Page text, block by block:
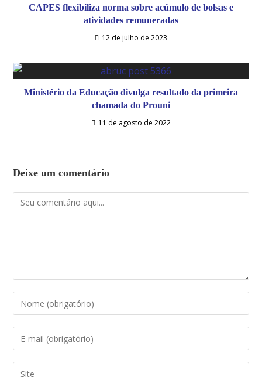
CAPES flexibiliza norma sobre acúmulo de bolsas e
atividades remuneradas
12 de julho de 2023
Ministério da Educação divulga resultado da primeira
chamada do Prouni
11 de agosto de 2022
Deixe um comentário